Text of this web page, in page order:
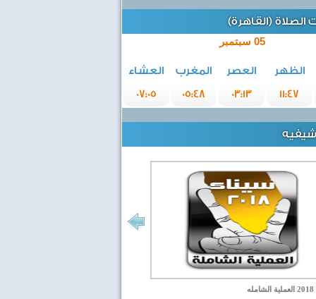
الصلاة (القاهرة)
05 سبتمبر
الظهر العصر المغرب
العشاء
11:47
03:13
05:48
07:05